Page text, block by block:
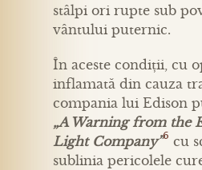
stâlpi ori rupte sub
vântului puternic.
În aceste condiții, cu
inflamată din cauza
compania lui Edison
„A Warning from the
Light Company”6 cu
sublinia pericolele